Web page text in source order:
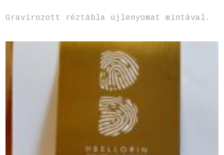
Gravírozott réztábla újlenyomat mintával.